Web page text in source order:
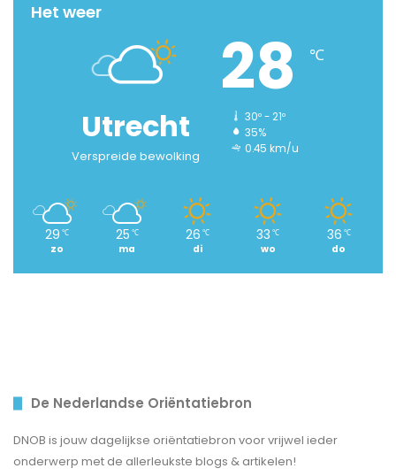
Het weer
Utrecht
Verspreide bewolking
28 ℃
30º - 21º
35%
0.45 km/u
29 ℃
zo
25 ℃
ma
26 ℃
di
33 ℃
wo
36 ℃
do
De Nederlandse Oriëntatiebron
DNOB is jouw dagelijkse oriëntatiebron voor vrijwel ieder
onderwerp met de allerleukste blogs & artikelen!